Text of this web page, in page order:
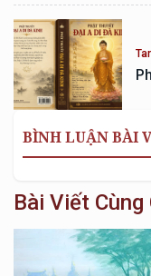
BÌNH LUẬN BÀI
Bài Viết Cùng